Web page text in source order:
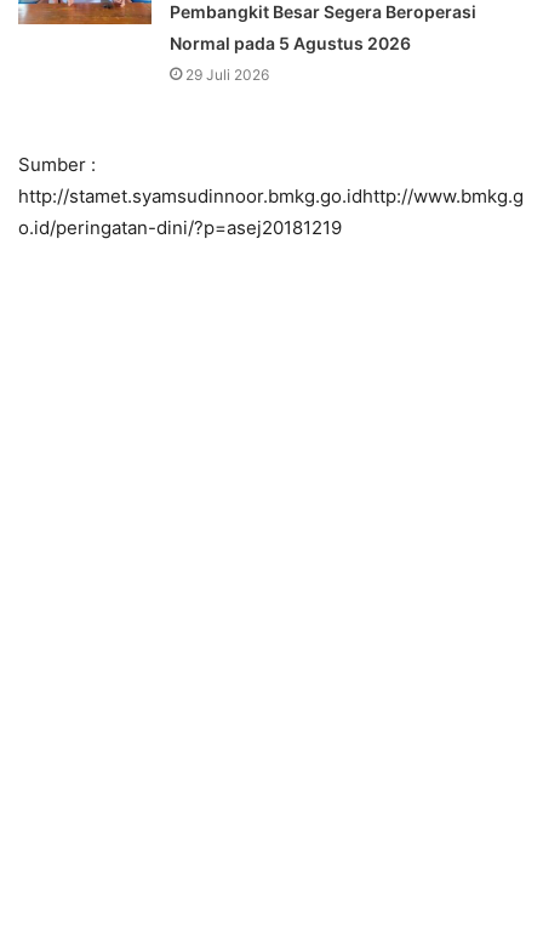
Pembangkit Besar Segera Beroperasi
Normal pada 5 Agustus 2026
29 Juli 2026
Sumber :
http://stamet.syamsudinnoor.bmkg.go.idhttp://www.bmkg.g
o.id/peringatan-dini/?p=asej20181219